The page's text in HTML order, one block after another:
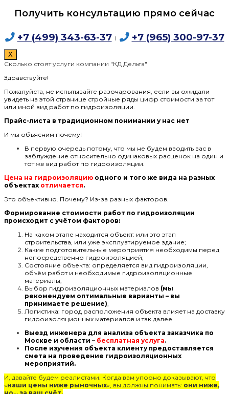
Получить консультацию прямо сейчас
+7 (499) 343-63-37 I +7 (965) 300-97-37
X
Сколько стоят услуги компании "КД Дельта"
Здравствуйте!
Пожалуйста, не испытывайте разочарования, если вы ожидали
увидеть на этой странице стройные ряды цифр стоимости за тот
или иной вид работ по гидроизоляции.
Прайс-листа в традиционном понимании у нас нет
И мы объясним почему!
В первую очередь потому, что мы не будем вводить вас в
заблуждение относительно одинаковых расценок на один и
тот же вид работ по гидроизоляции.
Цена на гидроизоляцию одного и того же вида на разных
объектах отличается.
Это объективно. Почему? Из-за разных факторов.
Формирование стоимости работ по гидроизоляции
происходит с учётом факторов:
На каком этапе находится объект: или это этап
строительства, или уже эксплуатируемое здание;
Какие подготовительные мероприятия необходимы перед
непосредственно гидроизоляцией;
Состояние объекта: определяется вид гидроизоляции,
объём работ и необходимые гидроизоляционные
материалы;
Выбор гидроизоляционных материалов (мы
рекомендуем оптимальные варианты – вы
принимаете решение);
Логистика: город расположения объекта влияет на доставку
гидроизоляционных материалов и так далее.
Выезд инженера для анализа объекта заказчика по
Москве и области – бесплатная услуга.
После изучения объекта клиенту предоставляется
смета на проведение гидроизоляционных
мероприятий.
И, давайте будем реалистами. Когда вам упорно доказывают, что
«наши цены ниже рыночных», вы должны понимать: они ниже,